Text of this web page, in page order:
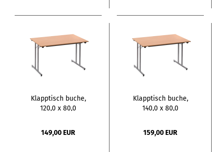
Klapptisch buche,
120,0 x 80,0
149,00 EUR
Klapptisch buche,
140,0 x 80,0
159,00 EUR